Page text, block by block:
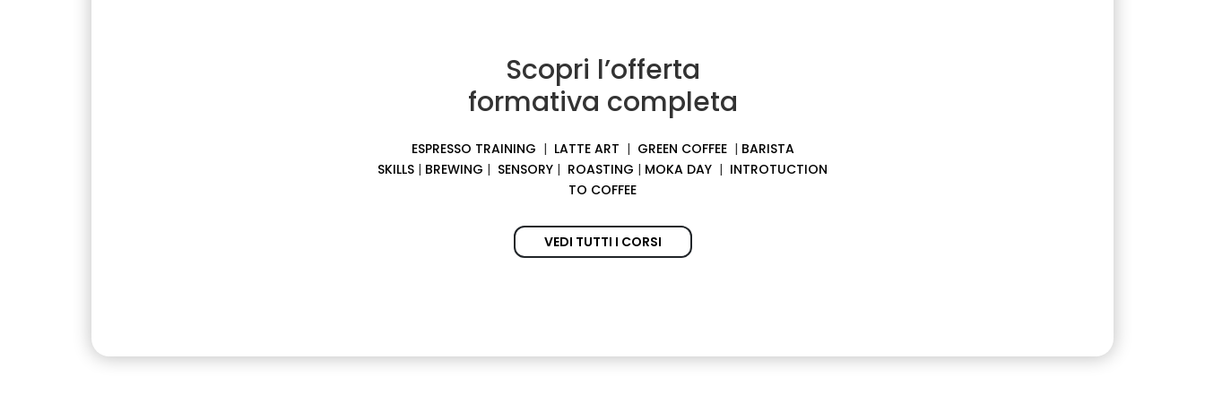
Scopri l’offerta
formativa completa
ESPRESSO TRAINING | LATTE ART | GREEN COFFEE| BARISTA
SKILLS | BREWING | SENSORY | ROASTING | MOKA DAY | INTROTUCTION
TO COFFEE
VEDI TUTTI I CORSI